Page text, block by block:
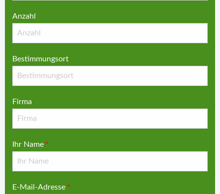
Anzahl
Bestimmungsort
Firma
Ihr Name *
E-Mail-Adresse *